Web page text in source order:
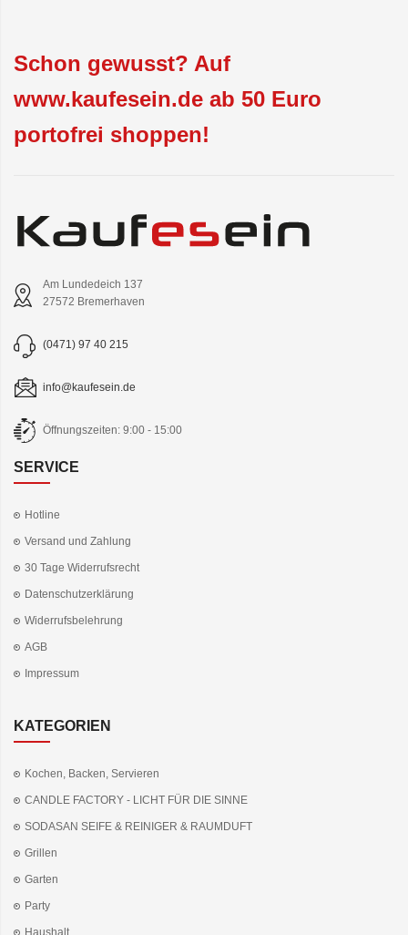
Schon gewusst? Auf
www.kaufesein.de ab 50 Euro
portofrei shoppen!
Am Lundedeich 137
27572 Bremerhaven
(0471) 97 40 215
info@kaufesein.de
Öffnungszeiten: 9:00 - 15:00
SERVICE
Hotline
Versand und Zahlung
30 Tage Widerrufsrecht
Datenschutzerklärung
Widerrufsbelehrung
AGB
Impressum
KATEGORIEN
Kochen, Backen, Servieren
CANDLE FACTORY - LICHT FÜR DIE SINNE
SODASAN SEIFE & REINIGER & RAUMDUFT
Grillen
Garten
Party
Haushalt